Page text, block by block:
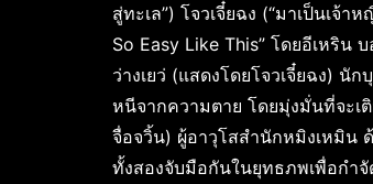
สู่ทะเล”) โจวเจี๋ยฉง (“มาเป็นเจ้
So Easy Like This” โดยอีเหริน
ว่างเยว่ (แสดงโดยโจวเจี๋ยฉง)
หนีจากความตาย โดยมุ่งมั่นที่จะเ
จื่อจวิ้น) ผู้อาวุโสสำนักหมิงเหมิน
ทั้งสองจับมือกันในยุทธภพเพื่อกำ